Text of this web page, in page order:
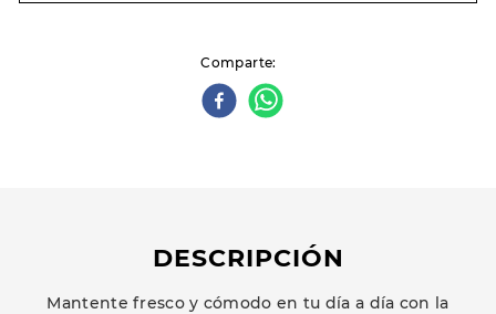
Comparte
DESCRIPCIÓN
Mantente fresco y cómodo en tu día a día con la